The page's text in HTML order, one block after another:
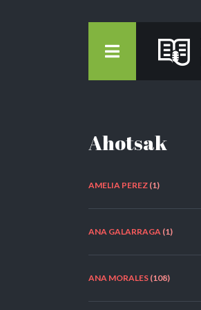
Ahotsak
AMELIA PEREZ (1)
ANA GALARRAGA (1)
ANA MORALES (108)